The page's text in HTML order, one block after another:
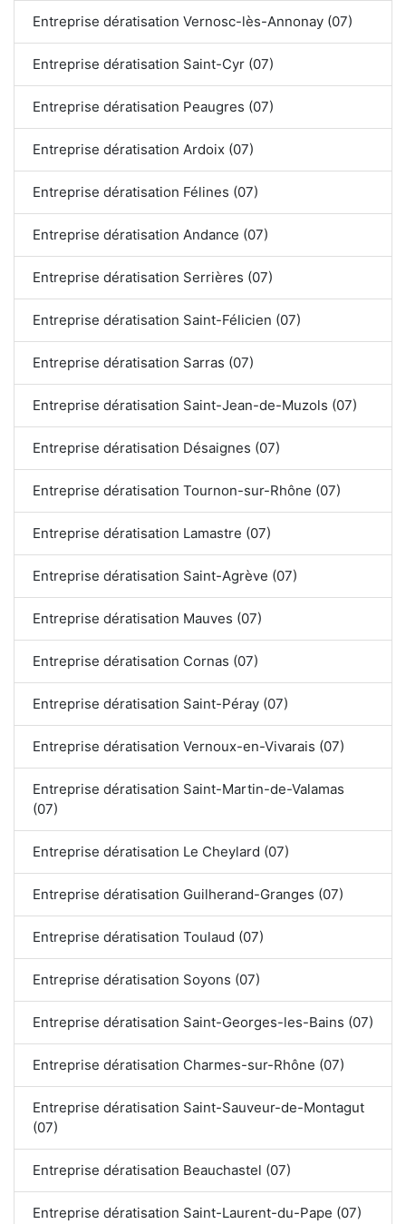
Entreprise dératisation Vernosc-lès-Annonay (07)
Entreprise dératisation Saint-Cyr (07)
Entreprise dératisation Peaugres (07)
Entreprise dératisation Ardoix (07)
Entreprise dératisation Félines (07)
Entreprise dératisation Andance (07)
Entreprise dératisation Serrières (07)
Entreprise dératisation Saint-Félicien (07)
Entreprise dératisation Sarras (07)
Entreprise dératisation Saint-Jean-de-Muzols (07)
Entreprise dératisation Désaignes (07)
Entreprise dératisation Tournon-sur-Rhône (07)
Entreprise dératisation Lamastre (07)
Entreprise dératisation Saint-Agrève (07)
Entreprise dératisation Mauves (07)
Entreprise dératisation Cornas (07)
Entreprise dératisation Saint-Péray (07)
Entreprise dératisation Vernoux-en-Vivarais (07)
Entreprise dératisation Saint-Martin-de-Valamas
(07)
Entreprise dératisation Le Cheylard (07)
Entreprise dératisation Guilherand-Granges (07)
Entreprise dératisation Toulaud (07)
Entreprise dératisation Soyons (07)
Entreprise dératisation Saint-Georges-les-Bains (07)
Entreprise dératisation Charmes-sur-Rhône (07)
Entreprise dératisation Saint-Sauveur-de-Montagut
(07)
Entreprise dératisation Beauchastel (07)
Entreprise dératisation Saint-Laurent-du-Pape (07)